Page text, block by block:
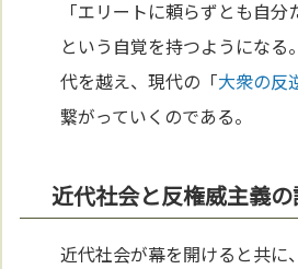
「エリートに頼らずとも自分
という自覚を持つようにな
代を越え、現代の「大衆の反
繋がっていくのである。
近代社会と反権威主義
近代社会が幕を開けると共に